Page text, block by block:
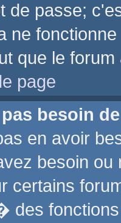
de passe;
ne
que le
page
besoin
en avoir
besoin ou
certains
fonctions